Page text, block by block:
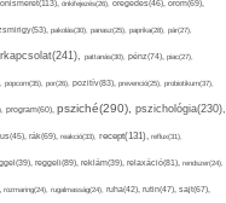
önismeret(113), önkifejezés(26), öregedés(46), öröm(69),
pakolás(30), panasz(25), paprika(28), pár(27),
pattanás(30), pénz(74), piac(27),
popcorn(35), por(26), pozitív(83), prevenció(25), probiotikum(37),
program(60), psziché(290), pszichológia(230),
rák(69), reakció(33), recept(131), reflux(31),
reggeli(89), reklám(39), relaxáció(81), rendszer(24),
rozmaring(24), rugalmasság(24), ruha(42), rutin(47), sajt(67),